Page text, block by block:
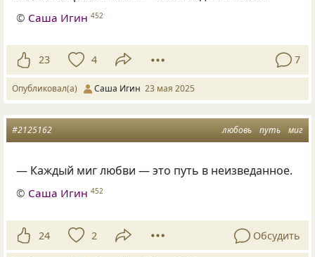
© Саша Игин 452
23 4 7
Опубликовал(а) Саша Игин 23 мая 2025
любовь путь миг
#2125162
— Каждый миг любви — это путь в неизведанное.
© Саша Игин 452
24 2 Обсудить